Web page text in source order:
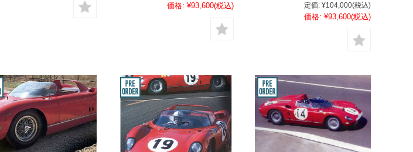
価格: ¥93,600(税込) 定価: ¥104,000(税込)
価格: ¥93,600(税込)